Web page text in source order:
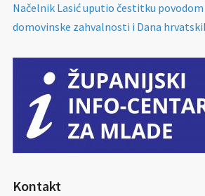
Načelnik Lasić uputio čestitku povodom
domovinske zahvalnosti i Dana
Kontakt